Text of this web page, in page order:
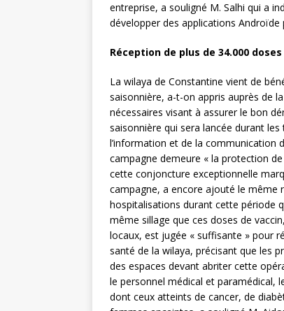
entreprise, a souligné M. Salhi qui a
développer des applications
Réception de plus de 34.000
La wilaya de Constantine vient de
saisonnière, a-t-on appris auprès
nécessaires visant à assurer le bon
saisonnière qui sera lancée durant
l’information et de la communication
campagne demeure « la protection
cette conjoncture exceptionnelle
campagne, a encore ajouté le même
hospitalisations durant cette période
même sillage que ces doses de
locaux, est jugée « suffisante » pour
santé de la wilaya, précisant que les
des espaces devant abriter cette
le personnel médical et paramédical,
dont ceux atteints de cancer, de